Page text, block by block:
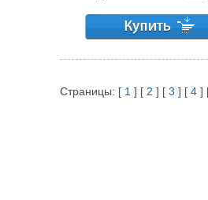
Страницы: [ 1 ] [ 2 ] [ 3 ] [ 4 ]